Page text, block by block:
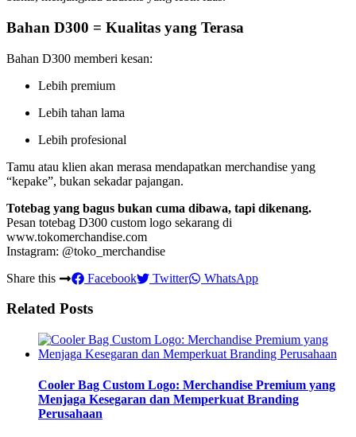
Bahan D300 = Kualitas yang Terasa
Bahan D300 memberi kesan:
Lebih premium
Lebih tahan lama
Lebih profesional
Tamu atau klien akan merasa mendapatkan merchandise yang
“kepake”, bukan sekadar pajangan.
Totebag yang bagus bukan cuma dibawa, tapi dikenang.
Pesan totebag D300 custom logo sekarang di
www.tokomerchandise.com
Instagram: @toko_merchandise
Share this
Facebook Twitter WhatsApp
Related Posts
Cooler Bag Custom Logo: Merchandise Premium yang
Menjaga Kesegaran dan Memperkuat Branding
Perusahaan